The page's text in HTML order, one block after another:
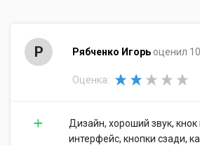
Р Рябченко Игорь оценил
Оценка:
Дизайн, хороший звук, кнок
интерфейс, кнопки сзади,